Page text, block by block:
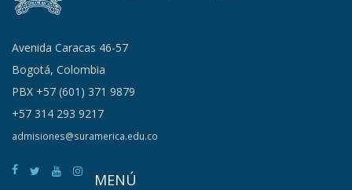
Avenida Caracas 46-57
Bogotá, Colombia
PBX +57 (601) 371 9879
+57 314 293 9217
admisiones@suramerica.edu.co
MENÚ